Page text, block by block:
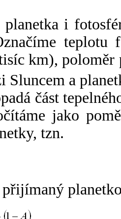
planetka i
km),
Sluncem a
část
jako
tzn.